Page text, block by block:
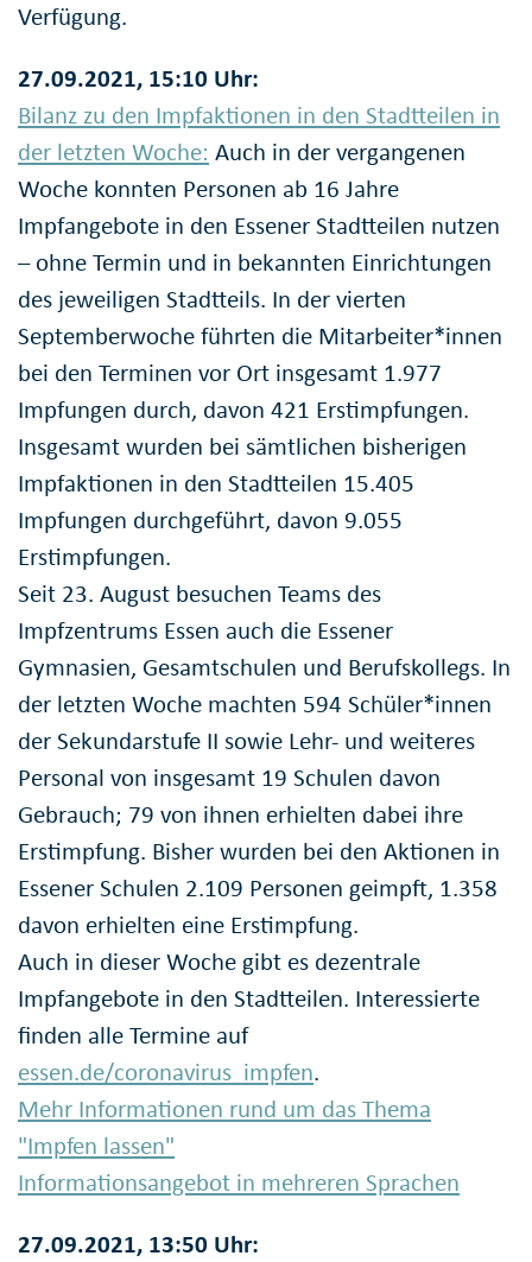
Verfügung.
27.09.2021, 15:10 Uhr:
Bilanz zu den Impfaktionen in den Stadtteilen in
der letzten Woche: Auch in der vergangenen
Woche konnten Personen ab 16 Jahre
Impfangebote in den Essener Stadtteilen nutzen
– ohne Termin und in bekannten Einrichtungen
des jeweiligen Stadtteils. In der vierten
Septemberwoche führten die Mitarbeiter*innen
bei den Terminen vor Ort insgesamt 1.977
Impfungen durch, davon 421 Erstimpfungen.
Insgesamt wurden bei sämtlichen bisherigen
Impfaktionen in den Stadtteilen 15.405
Impfungen durchgeführt, davon 9.055
Erstimpfungen.
Seit 23. August besuchen Teams des
Impfzentrums Essen auch die Essener
Gymnasien, Gesamtschulen und Berufskollegs. In
der letzten Woche machten 594 Schüler*innen
der Sekundarstufe II sowie Lehr- und weiteres
Personal von insgesamt 19 Schulen davon
Gebrauch; 79 von ihnen erhielten dabei ihre
Erstimpfung. Bisher wurden bei den Aktionen in
Essener Schulen 2.109 Personen geimpft, 1.358
davon erhielten eine Erstimpfung.
Auch in dieser Woche gibt es dezentrale
Impfangebote in den Stadtteilen. Interessierte
finden alle Termine auf
essen.de/coronavirus_impfen.
Mehr Informationen rund um das Thema
"Impfen lassen"
Informationsangebot in mehreren Sprachen
27.09.2021, 13:50 Uhr: